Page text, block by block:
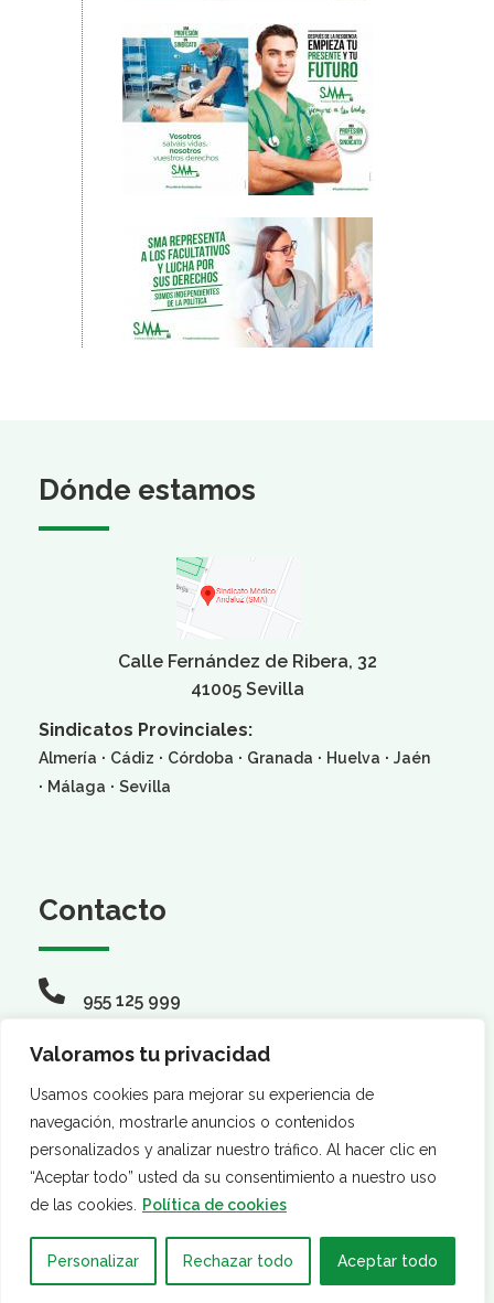
Valoramos tu privacidad
Usamos cookies para mejorar su experiencia de
navegación, mostrarle anuncios o contenidos
personalizados y analizar nuestro tráfico. Al hacer clic en
“Aceptar todo” usted da su consentimiento a nuestro uso
de las cookies.
Política de cookies
Personalizar Rechazar todo Aceptar todo
Dónde estamos
Calle Fernández de Ribera, 32
41005 Sevilla
Sindicatos Provinciales:
Almería · Cádiz · Córdoba · Granada · Huelva · Jaén
· Málaga · Sevilla
Contacto
955 125 999
info@smandaluz.com
Síguenos